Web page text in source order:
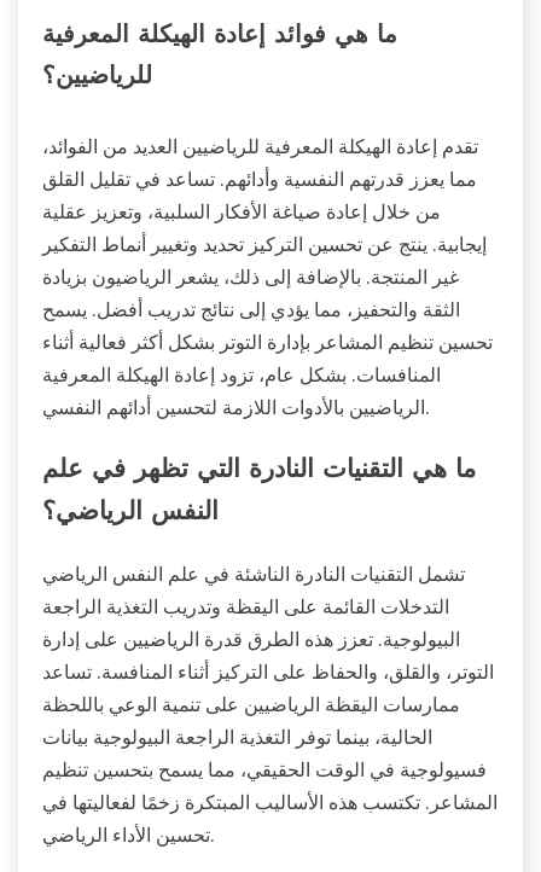
ما هي فوائد إعادة الهيكلة المعرفية
للرياضيين؟
تقدم إعادة الهيكلة المعرفية للرياضيين العديد من الفوائد،
مما يعزز قدرتهم النفسية وأدائهم. تساعد في تقليل القلق
من خلال إعادة صياغة الأفكار السلبية، وتعزيز عقلية
إيجابية. ينتج عن تحسين التركيز تحديد وتغيير أنماط التفكير
غير المنتجة. بالإضافة إلى ذلك، يشعر الرياضيون بزيادة
الثقة والتحفيز، مما يؤدي إلى نتائج تدريب أفضل. يسمح
تحسين تنظيم المشاعر بإدارة التوتر بشكل أكثر فعالية أثناء
المنافسات. بشكل عام، تزود إعادة الهيكلة المعرفية
الرياضيين بالأدوات اللازمة لتحسين أدائهم النفسي.
ما هي التقنيات النادرة التي تظهر في علم
النفس الرياضي؟
تشمل التقنيات النادرة الناشئة في علم النفس الرياضي
التدخلات القائمة على اليقظة وتدريب التغذية الراجعة
البيولوجية. تعزز هذه الطرق قدرة الرياضيين على إدارة
التوتر، والقلق، والحفاظ على التركيز أثناء المنافسة. تساعد
ممارسات اليقظة الرياضيين على تنمية الوعي باللحظة
الحالية، بينما توفر التغذية الراجعة البيولوجية بيانات
فسيولوجية في الوقت الحقيقي، مما يسمح بتحسين تنظيم
المشاعر. تكتسب هذه الأساليب المبتكرة زخمًا لفعاليتها في
تحسين الأداء الرياضي.